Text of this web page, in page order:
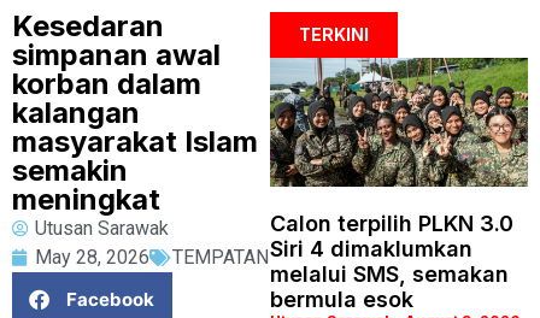
Kesedaran
simpanan awal
korban dalam
kalangan
masyarakat Islam
semakin
meningkat
Utusan Sarawak
May 28, 2026
TEMPATAN
Facebook
TERKINI
Calon terpilih PLKN 3.0
Siri 4 dimaklumkan
melalui SMS, semakan
bermula esok